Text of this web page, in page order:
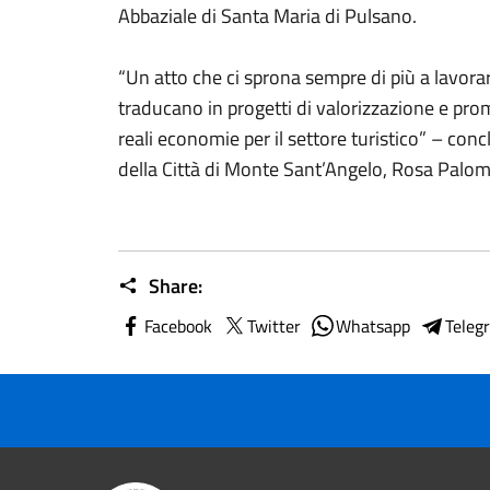
Abbaziale di Santa Maria di Pulsano.
“Un atto che ci sprona sempre di più a
traducano in progetti di valorizzazione e
reali economie per il settore turistico” –
della Città di Monte Sant’Angelo, Rosa
Share:
Facebook Twitter Whatsapp